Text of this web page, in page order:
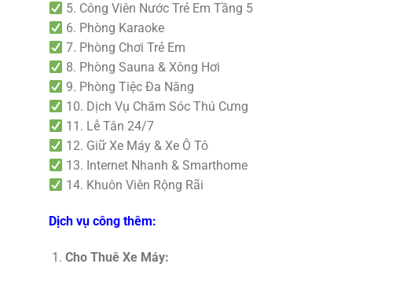
5. Công Viên Nước Trẻ Em Tầng 5
6. Phòng Karaoke
7. Phòng Chơi Trẻ Em
8. Phòng Sauna & Xông Hơi
9. Phòng Tiệc Đa Năng
10. Dịch Vụ Chăm Sóc Thú Cưng
11. Lễ Tân 24/7
12. Giữ Xe Máy & Xe Ô Tô
13. Internet Nhanh & Smarthome
14. Khuôn Viên Rộng Rãi
Dịch vụ công thêm:
Cho Thuê Xe Máy: